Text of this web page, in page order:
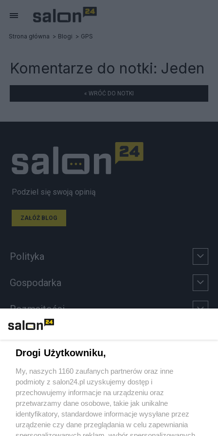
Strona główna Blogi GPS
Komentarze do notki: Jeden
« WRÓĆ DO NOTKI
Podziel się swoją opinią
ZAŁÓŻ BLOG
Polityka
Gospodarka
Rozmaitości
Sport
Społeczeństwo
Kultura
Drogi Użytkowniku,
My, naszych 1160 zaufanych partnerów oraz inne
podmioty z salon24.pl uzyskujemy dostęp i
przechowujemy informacje na urządzeniu oraz
przetwarzamy dane osobowe, takie jak unikalne
identyfikatory, standardowe informacje wysyłane przez
urządzenie czy dane przeglądania w celu zapewniania